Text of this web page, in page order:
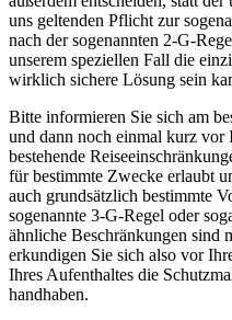
uns geltenden Pflicht zur
nach der sogenannten 2-G-
unserem speziellen Fall die
wirklich sichere Lösung sein
Bitte informieren Sie sich am
und dann noch einmal kurz vor
bestehende
für bestimmte Zwecke erlaubt
auch grundsätzlich bestimmte
sogenannte 3-G-Regel oder
ähnliche Beschränkungen sind
erkundigen Sie sich also vor
Ihres Aufenthaltes die
handhaben.